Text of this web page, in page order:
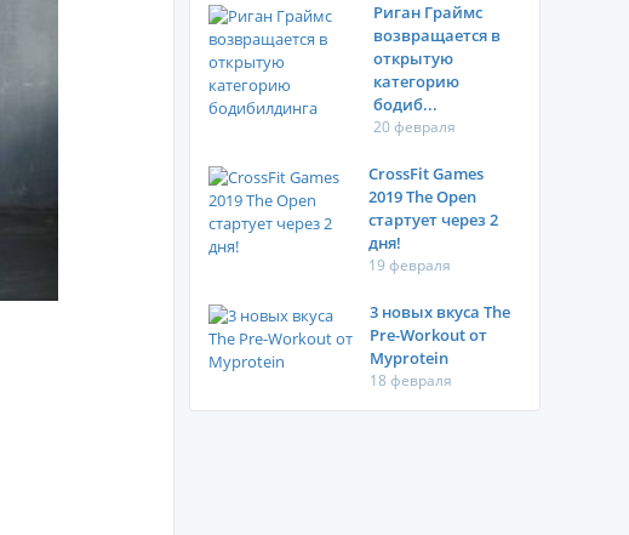
Риган Граймс
возвращается в
открытую
категорию
бодиб...
20 февраля
CrossFit Games
2019 The Open
стартует через 2
дня!
19 февраля
3 новых вкуса The
Pre-Workout от
Myprotein
18 февраля